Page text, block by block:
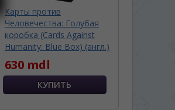
Карты против
Человечества: Голубая
коробка (Cards Against
Humanity: Blue Box) (англ.)
630 mdl